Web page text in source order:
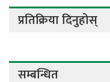
प्रतिक्रिया दिनुहोस्
सम्बन्धित